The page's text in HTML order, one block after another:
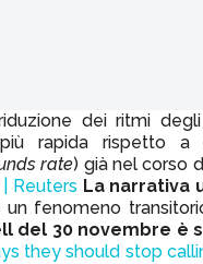
dei ritmi
rapida rispetto a
rate) già nel corso
Reuters La narrativa
un fenomeno
del 30 novembre è
they should stop